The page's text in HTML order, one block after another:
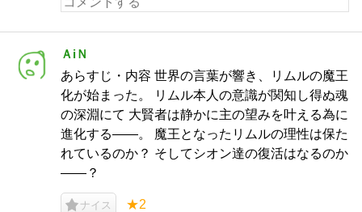
ＡiＮ
あらすじ・内容 世界の言葉が響き、リムルの魔王
化が始まった。 リムル本人の意識が関知し得ぬ魂
の深淵にて 大賢者は静かに主の望みを叶える為に
進化する――。 魔王となったリムルの理性は保た
れているのか？ そしてシオン達の復活はなるのか
――？
ナイス ★2